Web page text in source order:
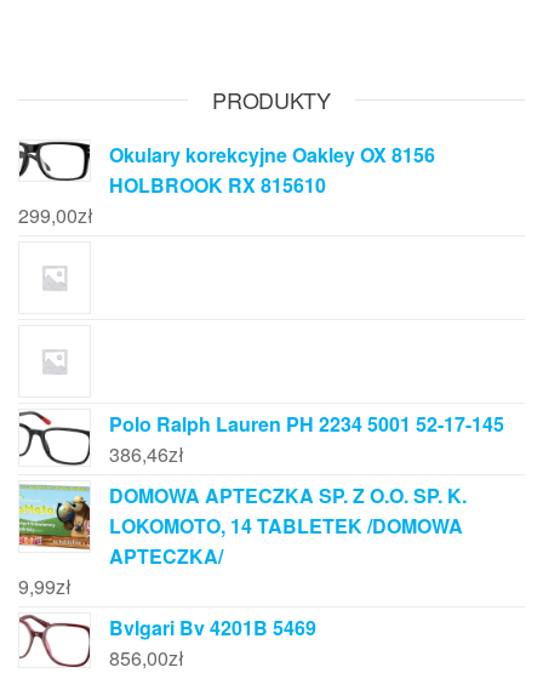
PRODUKTY
Okulary korekcyjne Oakley OX 8156
HOLBROOK RX 815610
299,00zł
Polo Ralph Lauren PH 2234 5001 52-17-145
386,46zł
DOMOWA APTECZKA SP. Z O.O. SP. K.
LOKOMOTO, 14 TABLETEK /DOMOWA
APTECZKA/
9,99zł
Bvlgari Bv 4201B 5469
856,00zł